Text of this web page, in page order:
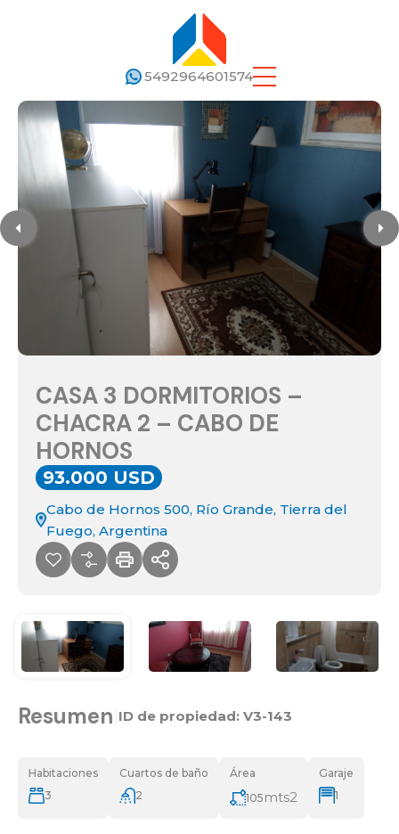
5492964601574
CASA 3 DORMITORIOS –
CHACRA 2 – CABO DE
HORNOS
93.000 USD
Cabo de Hornos 500, Río Grande, Tierra del
Fuego, Argentina
Resumen ID de propiedad: V3-143
Habitaciones
3
Cuartos de baño
2
Área
105 mts2
Garaje
1